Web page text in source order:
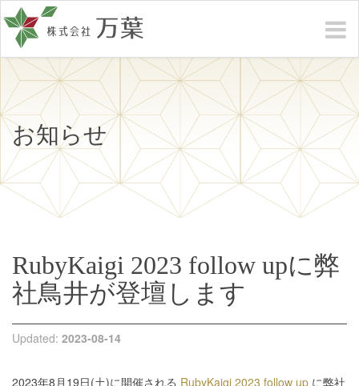
お知らせ
RubyKaigi 2023 follow upに弊
社鳥井が登壇します
Updated: 2023-08-14
2023年8月19日(土)に開催される RubyKaigi 2023 follow up に弊社